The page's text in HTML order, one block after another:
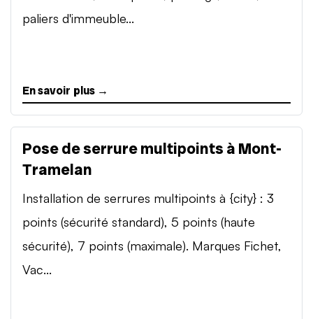
paliers d'immeuble...
En savoir plus →
Pose de serrure multipoints à Mont-
Tramelan
Installation de serrures multipoints à {city} : 3
points (sécurité standard), 5 points (haute
sécurité), 7 points (maximale). Marques Fichet,
Vac...